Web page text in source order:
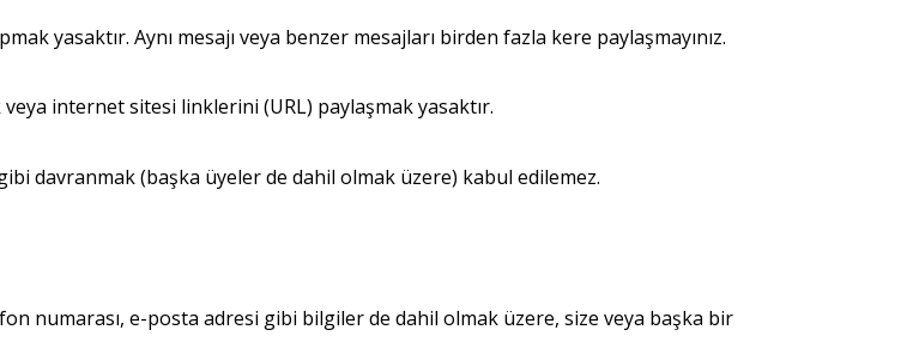
yasaktır. Aynı mesajı veya benzer mesajları birden fazla kere paylaşmayınız.
internet sitesi linklerini (URL) paylaşmak yasaktır.
davranmak (başka üyeler de dahil olmak üzere) kabul edilemez.
numarası, e-posta adresi gibi bilgiler de dahil olmak üzere, size veya başka bir